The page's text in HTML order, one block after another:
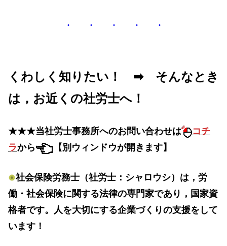
・ ・ ・ ・ ・
くわしく知りたい！ ➡ そんなとき
は，お近くの社労士へ！
★★★当社労士事務所へのお問い合わせは
コチ
ラから 【別ウィンドウが開きます】
社会保険労務士（社労士：シャロウシ）は，労
働・社会保険に関する法律の専門家であり，国家資
格者です。人を大切にする企業づくりの支援をして
います！